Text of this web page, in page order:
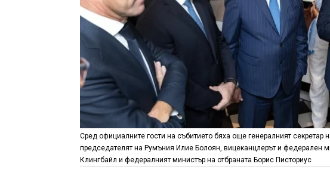
Сред официалните гости на събитието бяха още генералният
председателят на Румъния Илие Болоян, вицеканцлерът и федерален
Клингбайл и федералният министър на отбраната Борис Писториус